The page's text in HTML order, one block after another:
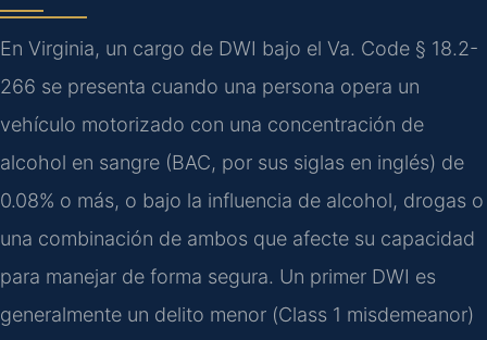
En Virginia, un cargo de DWI bajo el Va. Code § 18.2-
266 se presenta cuando una persona opera un
vehículo motorizado con una concentración de
alcohol en sangre (BAC, por sus siglas en inglés) de
0.08% o más, o bajo la influencia de alcohol, drogas o
una combinación de ambos que afecte su capacidad
para manejar de forma segura. Un primer DWI es
generalmente un delito menor (Class 1 misdemeanor)